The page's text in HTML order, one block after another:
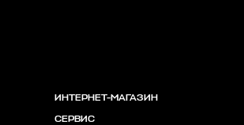
ИНТЕРНЕТ-МАГАЗИН
СЕРВИС